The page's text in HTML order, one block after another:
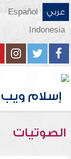
عربي Español
Indonesia
الصوتيات